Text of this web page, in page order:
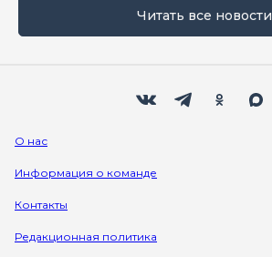
Читать все новости
О нас
Информация о команде
Контакты
Редакционная политика